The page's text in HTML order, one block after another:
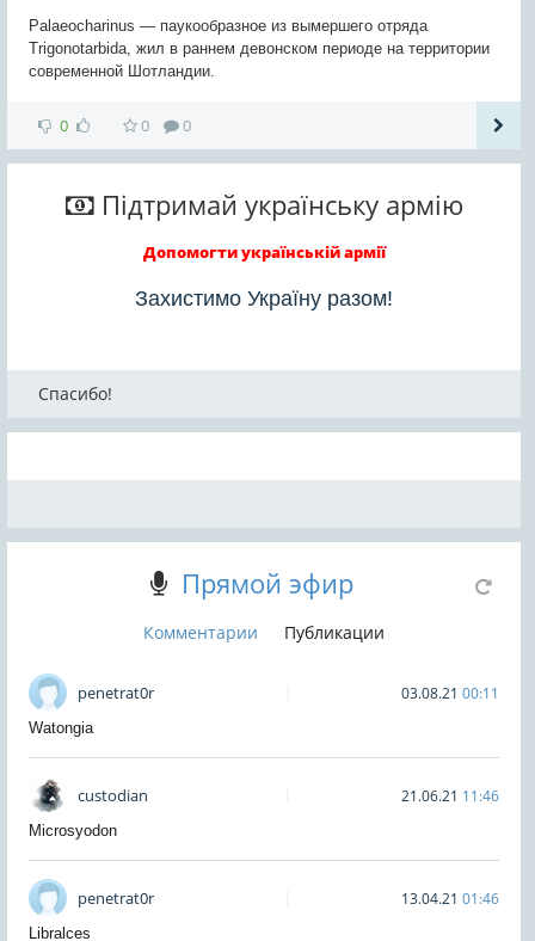
Palaeocharinus — паукообразное из вымершего отряда
Trigonotarbida, жил в раннем девонском периоде на территории
современной Шотландии.
0 0 0
Підтримай українську армію
Допомогти українській армії
Захистимо Україну разом!
Спасибо!
Прямой эфир
Комментарии Публикации
penetrat0r 03.08.21 00:11
Watongia
custodian 21.06.21 11:46
Microsyodon
penetrat0r 13.04.21 01:46
Libralces